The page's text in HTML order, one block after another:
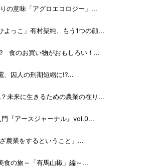
の意味「アグロエコロジー」...
よっこ」有村架純、もう1つの顔...
食のお買い物がおもしろい！...
、囚人の刑期短縮に!?...
未来に生きるための農業の在り...
『アースジャーナル』vol.0...
農業をするということ」...
食の旅～「有馬山椒」編～...